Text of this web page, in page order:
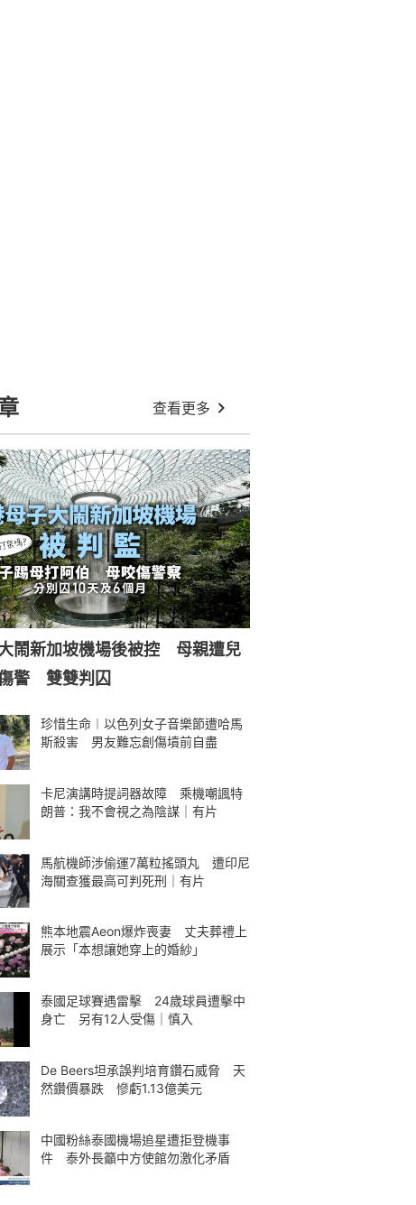
查看更多
鬧新加坡機場後被控 母親遭兒
警 雙雙判囚
珍惜生命︱以色列女子音樂節遭哈馬
斯殺害 男友難忘創傷墳前自盡
卡尼演講時提詞器故障 乘機嘲諷特
朗普：我不會視之為陰謀｜有片
馬航機師涉偷運7萬粒搖頭丸 遭印尼
海關查獲最高可判死刑｜有片
熊本地震Aeon爆炸喪妻 丈夫葬禮上
展示「本想讓她穿上的婚紗」
泰國足球賽遇雷擊 24歲球員遭擊中
身亡 另有12人受傷｜慎入
De Beers坦承誤判培育鑽石威脅 天
然鑽價暴跌 慘虧1.13億美元
中國粉絲泰國機場追星遭拒登機事
件 泰外長籲中方使館勿激化矛盾